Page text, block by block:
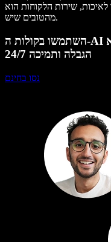
שירות הלקוחות הוא
מהטובים שיש.
השתמשו בקולות ה-AI המתקדמים ביותר, קבצים ללא
הגבלה ותמיכה 24/7
נסו בחינם